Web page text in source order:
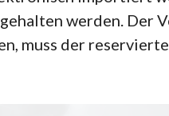
werden. Der
muss der